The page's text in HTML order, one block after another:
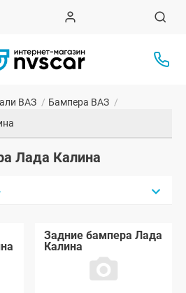
ВАЗ / Бампера ВАЗ /
Лада Калина
Задние бампера Лада
Калина